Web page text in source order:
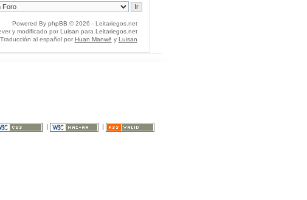
Powered By phpBB © 2026 - Leitariegos.net
y modificado por Luisan para Leitariegos.net
Traducción al español por Huan Manwë y Luisan